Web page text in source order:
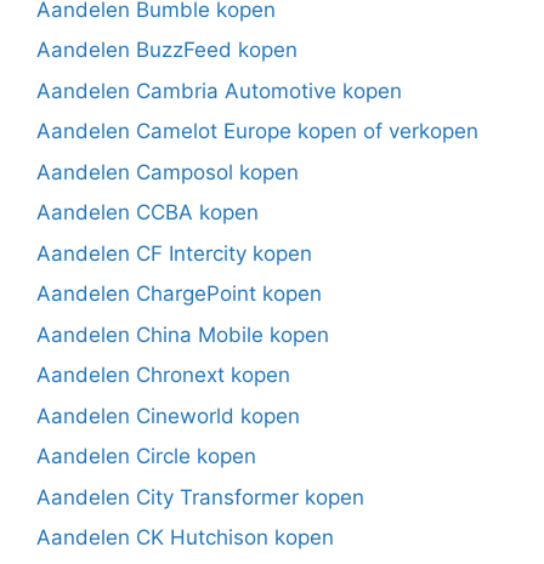
Aandelen Bumble kopen
Aandelen BuzzFeed kopen
Aandelen Cambria Automotive kopen
Aandelen Camelot Europe kopen of verkopen
Aandelen Camposol kopen
Aandelen CCBA kopen
Aandelen CF Intercity kopen
Aandelen ChargePoint kopen
Aandelen China Mobile kopen
Aandelen Chronext kopen
Aandelen Cineworld kopen
Aandelen Circle kopen
Aandelen City Transformer kopen
Aandelen CK Hutchison kopen